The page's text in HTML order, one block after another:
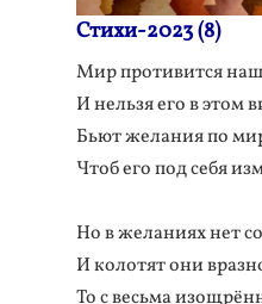
Стихи-2023 (8)
Мир противится
И нельзя его в этом
Бьют желания по
Чтоб его под себя
Но в желаниях нет
И колотят они
То с весьма